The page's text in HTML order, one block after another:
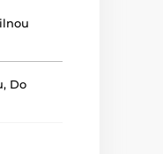
, Do